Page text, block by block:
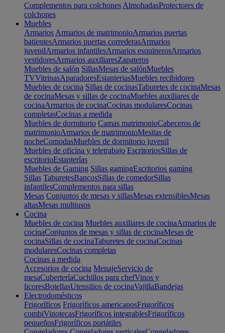
Complementos para colchones AlmohadasProtectores de
colchones
Muebles
Armarios Armarios de matrimonioArmarios puertas
batientesArmarios puertas correderasArmarios
juvenilArmarios infantilesArmarios esquinerosArmarios
vestidoresArmarios auxiliaresZapateros
Muebles de salón SillasMesas de salónMuebles
TVVitrinasAparadoresEstanteriasMuebles recibidores
Muebles de cocina Sillas de cocinasTaburetes de cocinaMesas
de cocinaMesas y sillas de cocinaMuebles auxiliares de
cocinaArmarios de cocinaCocinas modularesCocinas
completasCocinas a medida
Muebles de dormitorio Camas matrimonioCabeceros de
matrimonioArmarios de matrimonioMesitas de
nocheComodasMuebles de dormitorio juvenil
Muebles de oficina y teletrabajo EscritoriosSillas de
escritorioEstanterías
Muebles de Gaming Sillas gamingEscritorios gaming
Sillas TaburetesBancosSillas de comedorSillas
infantilesComplementos para sillas
Mesas Conjuntos de mesas y sillasMesas extensiblesMesas
altasMesas multiusos
Cocina
Muebles de cocina Muebles auxiliares de cocinaArmarios de
cocinaConjuntos de mesas y sillas de cocinaMesas de
cocinaSillas de cocinaTaburetes de cocinaCocinas
modularesCocinas completas
Cocinas a medida
Accesorios de cocina MenajeServicio de
mesaCuberteríaCuchillos para chefVinos y
licoresBotellasUtensilios de cocinaVajillaBandejas
Electrodomésticos
Frigoríficos Frigoríficos americanosFrigoríficos
combiVinotecasFrigoríficos integrablesFrigoríficos
pequeñosFrigoríficos portátiles